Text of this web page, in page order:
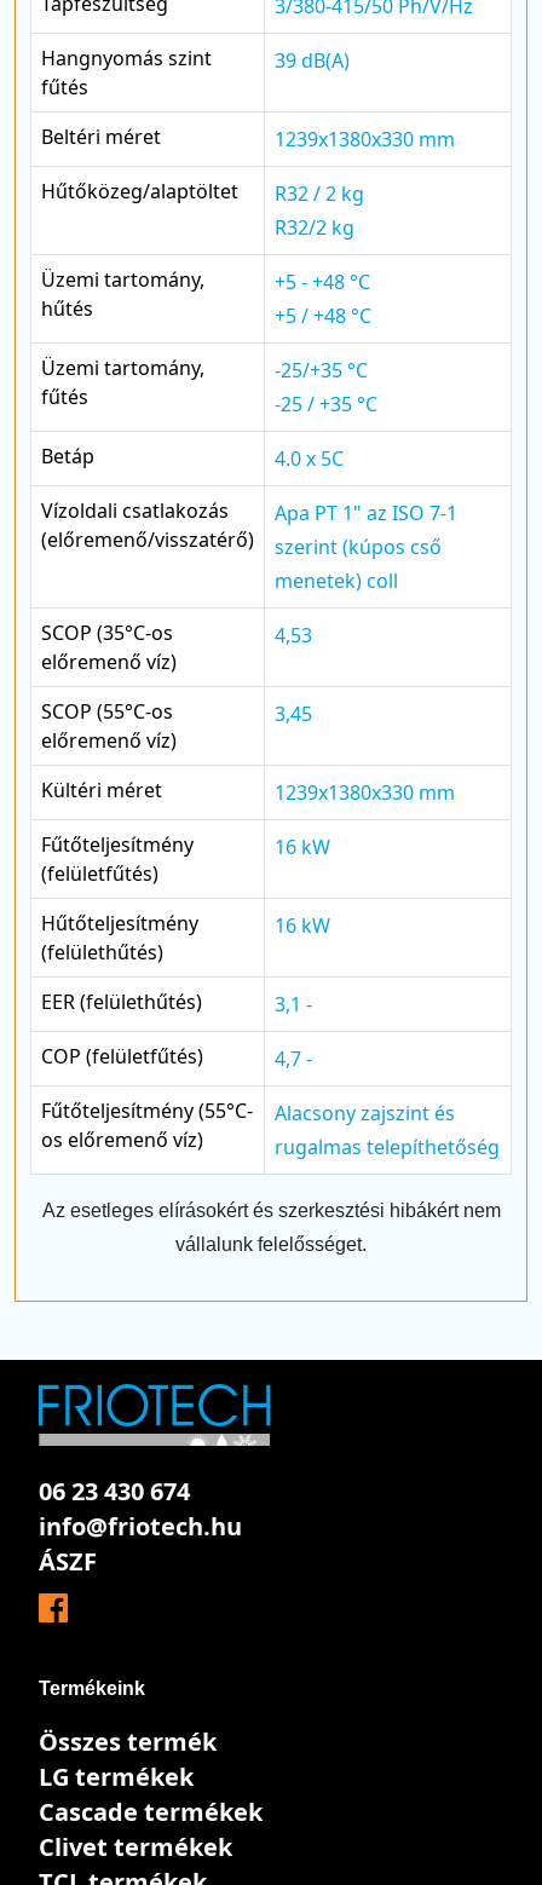
3/380-415/50 Ph/V/Hz
Hangnyomás szint
fűtés
39 dB(A)
Beltéri méret
1239x1380x330 mm
Hűtőközeg/alaptöltet
R32 / 2 kg
R32/2 kg
Üzemi tartomány,
hűtés
+5 - +48 °C
+5 / +48 °C
Üzemi tartomány,
fűtés
-25/+35 °C
-25 / +35 °C
Betáp
4.0 x 5C
Vízoldali csatlakozás
(előremenő/visszatérő)
Apa PT 1" az ISO 7-1
szerint (kúpos cső
menetek) coll
SCOP (35°C-os
előremenő víz)
4,53
SCOP (55°C-os
előremenő víz)
3,45
Kültéri méret
1239x1380x330 mm
Fűtőteljesítmény
(felületfűtés)
16 kW
Hűtőteljesítmény
(felülethűtés)
16 kW
EER (felülethűtés)
3,1 -
COP (felületfűtés)
4,7 -
Fűtőteljesítmény (55°C-
os előremenő víz)
Alacsony zajszint és
rugalmas telepíthetőség
Az esetleges elírásokért és szerkesztési hibákért nem
vállalunk felelősséget.
06 23 430 674
info@friotech.hu
ÁSZF
Termékeink
Összes termék
LG termékek
Cascade termékek
Clivet termékek